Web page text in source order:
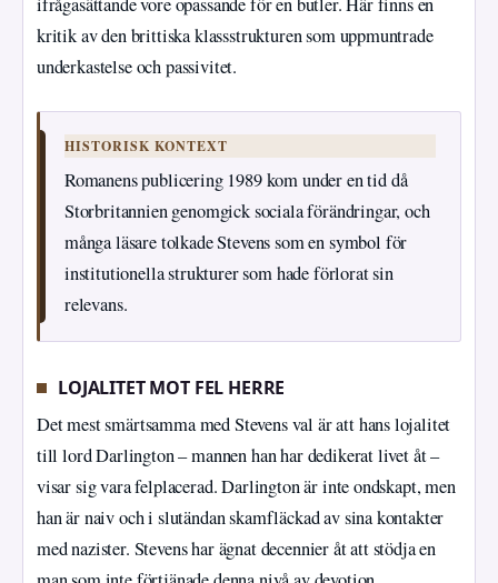
kritik av den brittiska klassstrukturen som uppmuntrade
underkastelse och passivitet.
HISTORISK KONTEXT
Romanens publicering 1989 kom under en tid då
Storbritannien genomgick sociala förändringar, och
många läsare tolkade Stevens som en symbol för
institutionella strukturer som hade förlorat sin
relevans.
LOJALITET MOT FEL HERRE
Det mest smärtsamma med Stevens val är att hans lojalitet
till lord Darlington – mannen han har dedikerat livet åt –
visar sig vara felplacerad. Darlington är inte ondskapt, men
han är naiv och i slutändan skamfläckad av sina kontakter
med nazister. Stevens har ägnat decennier åt att stödja en